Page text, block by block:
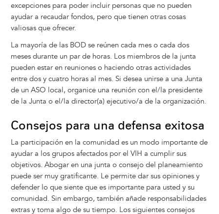
excepciones para poder incluir personas que no pueden
ayudar a recaudar fondos, pero que tienen otras cosas
valiosas que ofrecer.
La mayoría de las BOD se reúnen cada mes o cada dos
meses durante un par de horas. Los miembros de la junta
pueden estar en reuniones o haciendo otras actividades
entre dos y cuatro horas al mes. Si desea unirse a una Junta
de un ASO local, organice una reunión con el/la presidente
de la Junta o el/la director(a) ejecutivo/a de la organización.
Consejos para una defensa exitosa
La participación en la comunidad es un modo importante de
ayudar a los grupos afectados por el VIH a cumplir sus
objetivos. Abogar en una junta o consejo del planeamiento
puede ser muy gratificante. Le permite dar sus opiniones y
defender lo que siente que es importante para usted y su
comunidad. Sin embargo, también añade responsabilidades
extras y toma algo de su tiempo. Los siguientes consejos